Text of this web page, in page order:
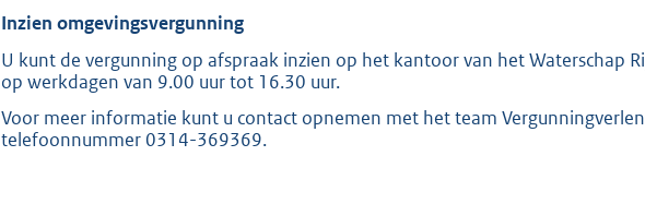
Inzien omgevingsvergunning
U kunt de vergunning op afspraak inzien op het kantoor van het Waterschap
op werkdagen van 9.00 uur tot 16.30 uur.
Voor meer informatie kunt u contact opnemen met het team
telefoonnummer 0314-369369.